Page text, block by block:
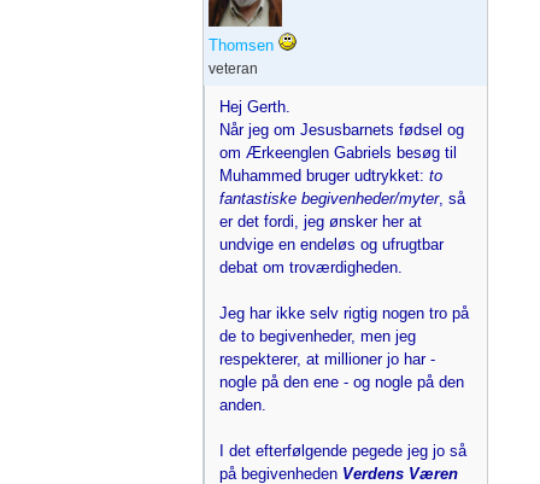
Thomsen
veteran
Hej Gerth.
Når jeg om Jesusbarnets fødsel og
om Ærkeenglen Gabriels besøg til
Muhammed bruger udtrykket: to
fantastiske begivenheder/myter, så
er det fordi, jeg ønsker her at
undvige en endeløs og ufrugtbar
debat om troværdigheden.
Jeg har ikke selv rigtig nogen tro på
de to begivenheder, men jeg
respekterer, at millioner jo har -
nogle på den ene - og nogle på den
anden.
I det efterfølgende pegede jeg jo så
på begivenheden Verdens Væren